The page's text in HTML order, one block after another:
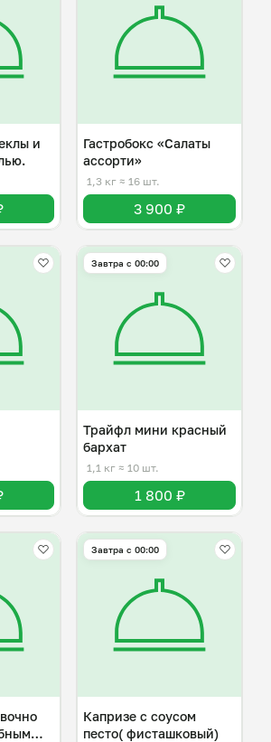
и
Гастробокс «Салаты
ассорти»
1,3 кг ≈ 16 шт.
3 900 ₽
Завтра c 00:00
Трайфл мини красный
бархат
1,1 кг ≈ 10 шт.
1 800 ₽
Завтра c 00:00
Капризе с соусом
песто( фисташковый)